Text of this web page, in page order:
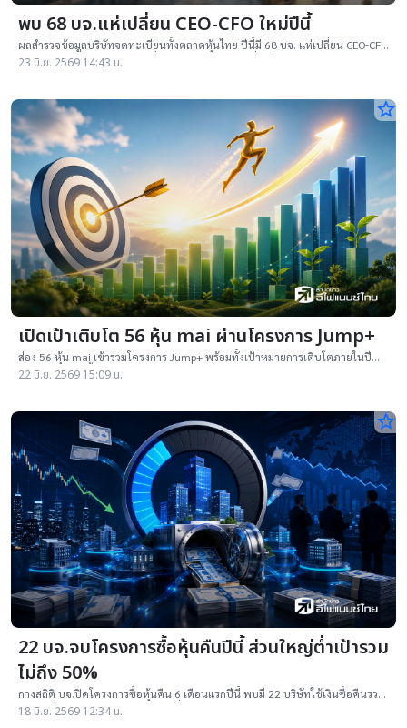
พบ 68 บจ.แห่เปลี่ยน CEO-CFO ใหม่ปีนี้
ผลสำรวจข้อมูลบริษัทจดทะเบียนทั้งตลาดหุ้นไทย ปีนี้มี 68 บจ. แห่เปลี่ยน CEO-CFO
ใหม่ พบ 24 บริษัท พาเหรดเปลี่ยน CEO เช่นเดียวกับที่เปลี่ยน CFO
23 มิ.ย. 2569 14:43 น.
star_border
เปิดเป้าเติบโต 56 หุ้น mai ผ่านโครงการ Jump+
ส่อง 56 หุ้น mai เข้าร่วมโครงการ Jump+ พร้อมทั้งเป้าหมายการเติบโตภายในปี
2571 ส่วนใหญ่ตั้งเป้าการเติบโตของกำไรสุทธิ โดยพบ 3 บจ.
22 มิ.ย. 2569 15:09 น.
star_border
22 บจ.จบโครงการซื้อหุ้นคืนปีนี้ ส่วนใหญ่ต่ำเป้ารวม
ไม่ถึง 50%
กางสถิติ บจ.ปิดโครงการซื้อหุ้นคืน 6 เดือนแรกปีนี้ พบมี 22 บริษัทใช้เงินซื้อคืนรวม
2.55 หมื่นล้านบาท จากเป้า 5.34 หมื่นล้านบาท มีเพียง 3 บจ.
18 มิ.ย. 2569 12:34 น.